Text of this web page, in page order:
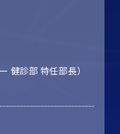
健診部 特任部長）